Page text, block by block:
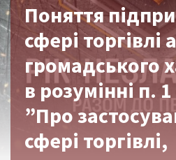
Поняття
сфері торгівлі
громадського
в розумінні п.
”Про
сфері торгівлі,